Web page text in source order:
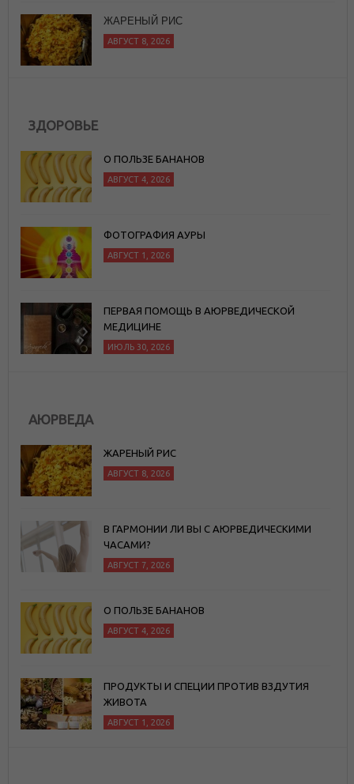
ЖАРЕНЫЙ РИС
АВГУСТ 8, 2026
ЗДОРОВЬЕ
О ПОЛЬЗЕ БАНАНОВ
АВГУСТ 4, 2026
ФОТОГРАФИЯ АУРЫ
АВГУСТ 1, 2026
ПЕРВАЯ ПОМОЩЬ В АЮРВЕДИЧЕСКОЙ
МЕДИЦИНЕ
ИЮЛЬ 30, 2026
АЮРВЕДА
ЖАРЕНЫЙ РИС
АВГУСТ 8, 2026
В ГАРМОНИИ ЛИ ВЫ С АЮРВЕДИЧЕСКИМИ
ЧАСАМИ?
АВГУСТ 7, 2026
О ПОЛЬЗЕ БАНАНОВ
АВГУСТ 4, 2026
ПРОДУКТЫ И СПЕЦИИ ПРОТИВ ВЗДУТИЯ
ЖИВОТА
АВГУСТ 1, 2026